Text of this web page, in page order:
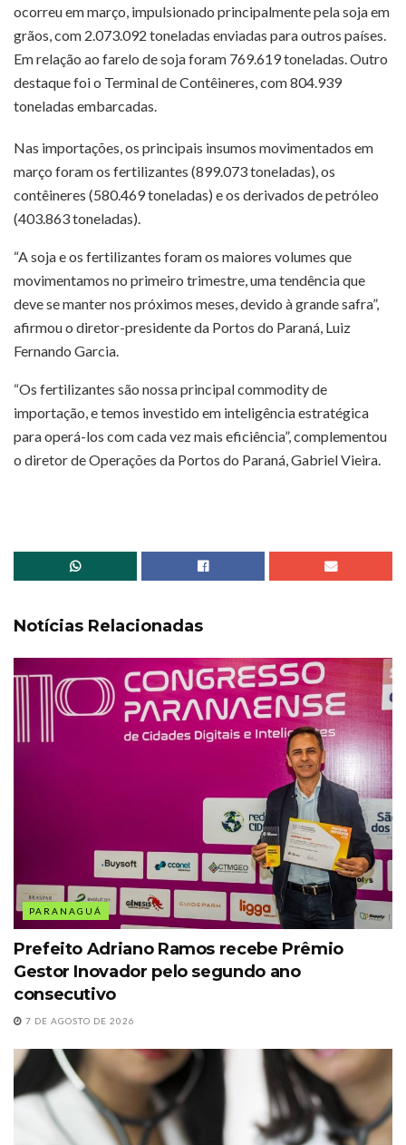
ocorreu em março, impulsionado principalmente pela soja em
grãos, com 2.073.092 toneladas enviadas para outros países.
Em relação ao farelo de soja foram 769.619 toneladas. Outro
destaque foi o Terminal de Contêineres, com 804.939
toneladas embarcadas.
Nas importações, os principais insumos movimentados em
março foram os fertilizantes (899.073 toneladas), os
contêineres (580.469 toneladas) e os derivados de petróleo
(403.863 toneladas).
“A soja e os fertilizantes foram os maiores volumes que
movimentamos no primeiro trimestre, uma tendência que
deve se manter nos próximos meses, devido à grande safra”,
afirmou o diretor-presidente da Portos do Paraná, Luiz
Fernando Garcia.
“Os fertilizantes são nossa principal commodity de
importação, e temos investido em inteligência estratégica
para operá-los com cada vez mais eficiência”, complementou
o diretor de Operações da Portos do Paraná, Gabriel Vieira.
Notícias Relacionadas
PARANAGUÁ
Prefeito Adriano Ramos recebe Prêmio
Gestor Inovador pelo segundo ano
consecutivo
7 DE AGOSTO DE 2026